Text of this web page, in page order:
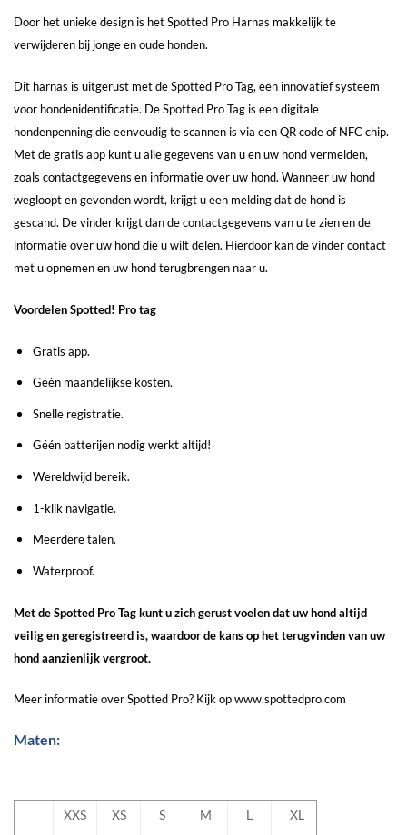
Door het unieke design is het Spotted Pro Harnas makkelijk te
verwijderen bij jonge en oude honden.
Dit harnas is uitgerust met de Spotted Pro Tag, een innovatief systeem
voor hondenidentificatie. De Spotted Pro Tag is een digitale
hondenpenning die eenvoudig te scannen is via een QR code of NFC chip.
Met de gratis app kunt u alle gegevens van u en uw hond vermelden,
zoals contactgegevens en informatie over uw hond. Wanneer uw hond
wegloopt en gevonden wordt, krijgt u een melding dat de hond is
gescand. De vinder krijgt dan de contactgegevens van u te zien en de
informatie over uw hond die u wilt delen. Hierdoor kan de vinder contact
met u opnemen en uw hond terugbrengen naar u.
Voordelen Spotted! Pro tag
Gratis app.
Géén maandelijkse kosten.
Snelle registratie.
Géén batterijen nodig werkt altijd!
Wereldwijd bereik.
1-klik navigatie.
Meerdere talen.
Waterproof.
Met de Spotted Pro Tag kunt u zich gerust voelen dat uw hond altijd
veilig en geregistreerd is, waardoor de kans op het terugvinden van uw
hond aanzienlijk vergroot.
Meer informatie over Spotted Pro? Kijk opwww.spottedpro.com
Maten:
XXS XS S M L XL